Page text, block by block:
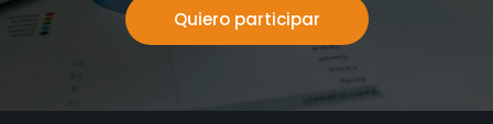
Quiero participar